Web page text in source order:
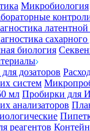
Микробиология
латентной
сахарного
биология
дозаторов
систем
мл Пробирки для
анализаторов
реагентов